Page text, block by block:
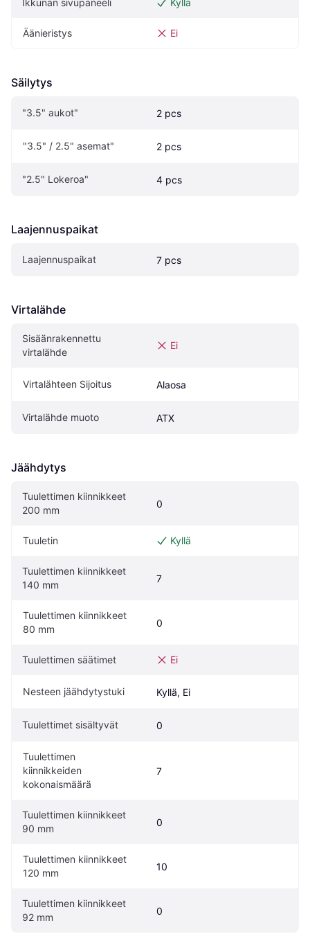
Ikkunan sivupaneeli Kyllä
Äänieristys Ei
Säilytys
"3.5" aukot" 2 pcs
"3.5" / 2.5" asemat" 2 pcs
"2.5" Lokeroa" 4 pcs
Laajennuspaikat
Laajennuspaikat 7 pcs
Virtalähde
Sisäänrakennettu
virtalähde
Ei
Virtalähteen Sijoitus Alaosa
Virtalähde muoto ATX
Jäähdytys
Tuulettimen kiinnikkeet
200 mm
0
Tuuletin Kyllä
Tuulettimen kiinnikkeet
140 mm
7
Tuulettimen kiinnikkeet
80 mm
0
Tuulettimen säätimet Ei
Nesteen jäähdytystuki Kyllä, Ei
Tuulettimet sisältyvät 0
Tuulettimen
kiinnikkeiden
kokonaismäärä
7
Tuulettimen kiinnikkeet
90 mm
0
Tuulettimen kiinnikkeet
120 mm
10
Tuulettimen kiinnikkeet
92 mm
0